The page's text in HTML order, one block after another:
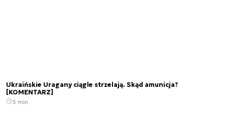
Ukraińskie Uragany ciągle strzelają. Skąd amunicja?
[KOMENTARZ]
3 min.